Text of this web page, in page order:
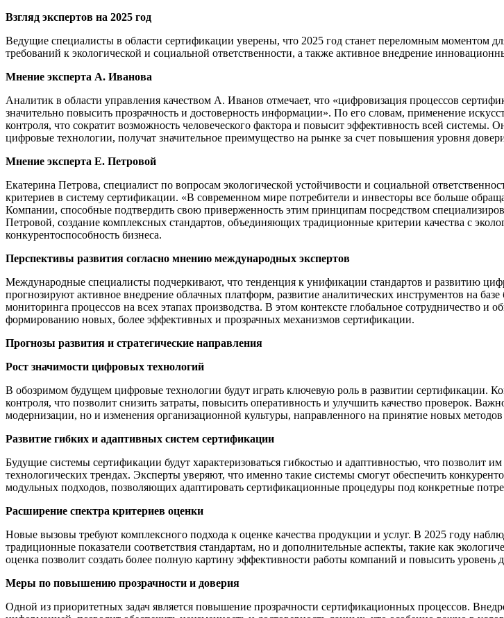
Взгляд экспертов на 2025 год
Ведущие специалисты в области сертификации уверены, что 2025 год станет переломным моментом
требований к экологической и социальной ответственности, а также активное внедрение
Мнение эксперта А. Иванова
Аналитик в области управления качеством А. Иванов отмечает, что «цифровизация процессов
значительно повысить прозрачность и достоверность информации». По его словам, применение
контроля, что сократит возможность человеческого фактора и повысит эффективность всей
цифровые технологии, получат значительное преимущество на рынке за счет повышения уровня
Мнение эксперта Е. Петровой
Екатерина Петрова, специалист по вопросам экологической устойчивости и социальной
критериев в систему сертификации. «В современном мире потребители и инвесторы все больше
Компании, способные подтвердить свою приверженность этим принципам посредством
Петровой, создание комплексных стандартов, объединяющих традиционные критерии качества с
конкурентоспособность бизнеса.
Перспективы развития согласно мнению международных экспертов
Международные специалисты подчеркивают, что тенденция к унификации стандартов и развитию
прогнозируют активное внедрение облачных платформ, развитие аналитических инструментов на
мониторинга процессов на всех этапах производства. В этом контексте глобальное сотрудничество
формированию новых, более эффективных и прозрачных механизмов сертификации.
Прогнозы развития и стратегические направления
Рост значимости цифровых технологий
В обозримом будущем цифровые технологии будут играть ключевую роль в развитии сертификации.
контроля, что позволит снизить затраты, повысить оперативность и улучшить качество проверок.
модернизации, но и изменения организационной культуры, направленного на принятие новых
Развитие гибких и адаптивных систем сертификации
Будущие системы сертификации будут характеризоваться гибкостью и адаптивностью, что позволит
технологических трендах. Эксперты уверяют, что именно такие системы смогут обеспечить
модульных подходов, позволяющих адаптировать сертификационные процедуры под конкретные
Расширение спектра критериев оценки
Новые вызовы требуют комплексного подхода к оценке качества продукции и услуг. В 2025 году
традиционные показатели соответствия стандартам, но и дополнительные аспекты, такие как
оценка позволит создать более полную картину эффективности работы компаний и повысить уровень
Меры по повышению прозрачности и доверия
Одной из приоритетных задач является повышение прозрачности сертификационных процессов.